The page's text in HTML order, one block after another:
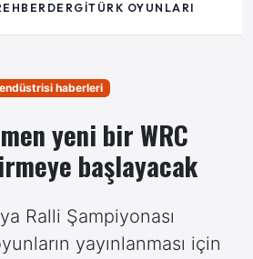
DERGITÜRK OYUNLARI
haberleri
yeni bir WRC
başlayacak
Ralli Şampiyonası
yayınlanması için